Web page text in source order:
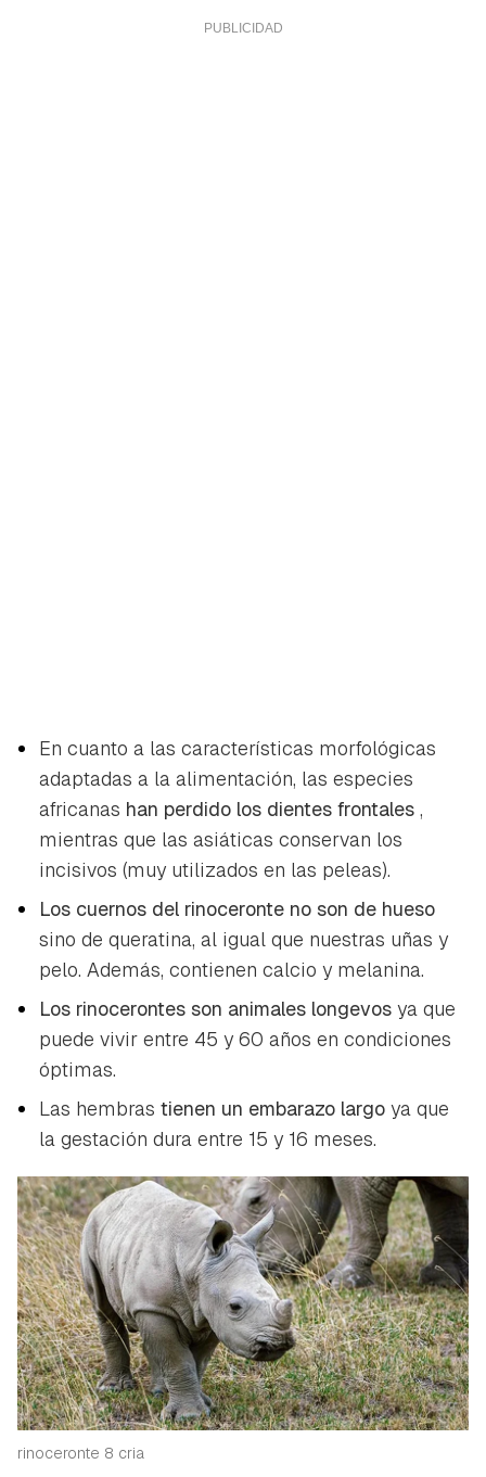
En cuanto a las características morfológicas
adaptadas a la alimentación, las especies
africanas han perdido los dientes frontales ,
mientras que las asiáticas conservan los
incisivos (muy utilizados en las peleas).
Los cuernos del rinoceronte no son de hueso
sino de queratina, al igual que nuestras uñas y
pelo. Además, contienen calcio y melanina.
Los rinocerontes son animales longevos ya que
puede vivir entre 45 y 60 años en condiciones
óptimas.
Las hembras tienen un embarazo largo ya que
la gestación dura entre 15 y 16 meses.
rinoceronte 8 cria